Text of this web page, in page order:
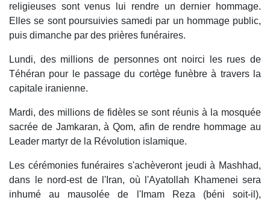
religieuses sont venus lui rendre un dernier hommage.
Elles se sont poursuivies samedi par un hommage public,
puis dimanche par des prières funéraires.
Lundi, des millions de personnes ont noirci les rues de
Téhéran pour le passage du cortège funèbre à travers la
capitale iranienne.
Mardi, des millions de fidèles se sont réunis à la mosquée
sacrée de Jamkaran, à Qom, afin de rendre hommage au
Leader martyr de la Révolution islamique.
Les cérémonies funéraires s'achèveront jeudi à Mashhad,
dans le nord-est de l'Iran, où l'Ayatollah Khamenei sera
inhumé au mausolée de l'Imam Reza (béni soit-il),